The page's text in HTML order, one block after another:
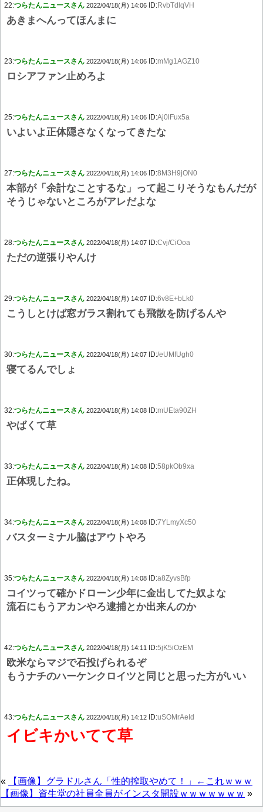
22:つらたんニュースさん 2022/04/18(月) 14:06 ID:RvbTdlqVH
あきまへんってほんまに
23:つらたんニュースさん 2022/04/18(月) 14:06 ID:mMg1AGZ10
ロシアファン止めろよ
25:つらたんニュースさん 2022/04/18(月) 14:06 ID:Aj0lFux5a
いよいよ正体隠さなくなってきたな
27:つらたんニュースさん 2022/04/18(月) 14:06 ID:8M3H9jON0
本部が「余計なことするな」って起こりそうなもんだが
そうじゃないところがアレだよな
28:つらたんニュースさん 2022/04/18(月) 14:07 ID:Cvj/CiOoa
ただの逆張りやんけ
29:つらたんニュースさん 2022/04/18(月) 14:07 ID:6v8E+bLk0
こうしとけば窓ガラス割れても飛散を防げるんや
30:つらたんニュースさん 2022/04/18(月) 14:07 ID:/eUMfUgh0
寝てるんでしょ
32:つらたんニュースさん 2022/04/18(月) 14:08 ID:mUEta90ZH
やばくて草
33:つらたんニュースさん 2022/04/18(月) 14:08 ID:58pkOb9xa
正体現したね。
34:つらたんニュースさん 2022/04/18(月) 14:08 ID:7YLmyXc50
バスターミナル脇はアウトやろ
35:つらたんニュースさん 2022/04/18(月) 14:08 ID:a8ZyvsBfp
コイツって確かドローン少年に金出してた奴よな
流石にもうアカンやろ逮捕とか出来んのか
42:つらたんニュースさん 2022/04/18(月) 14:11 ID:5jK5iOzEM
欧米ならマジで石投げられるぞ
もうナチのハーケンクロイツと同じと思った方がいい
43:つらたんニュースさん 2022/04/18(月) 14:12 ID:uSOMrAeId
イビキかいてて草
«
【画像】グラドルさん「性的搾取やめて！」←これｗｗｗ
【画像】資生堂の社員全員がインスタ開設ｗｗｗｗｗｗｗ »